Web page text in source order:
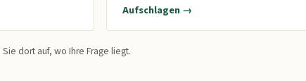
Aufschlagen →
dort auf, wo Ihre Frage liegt.